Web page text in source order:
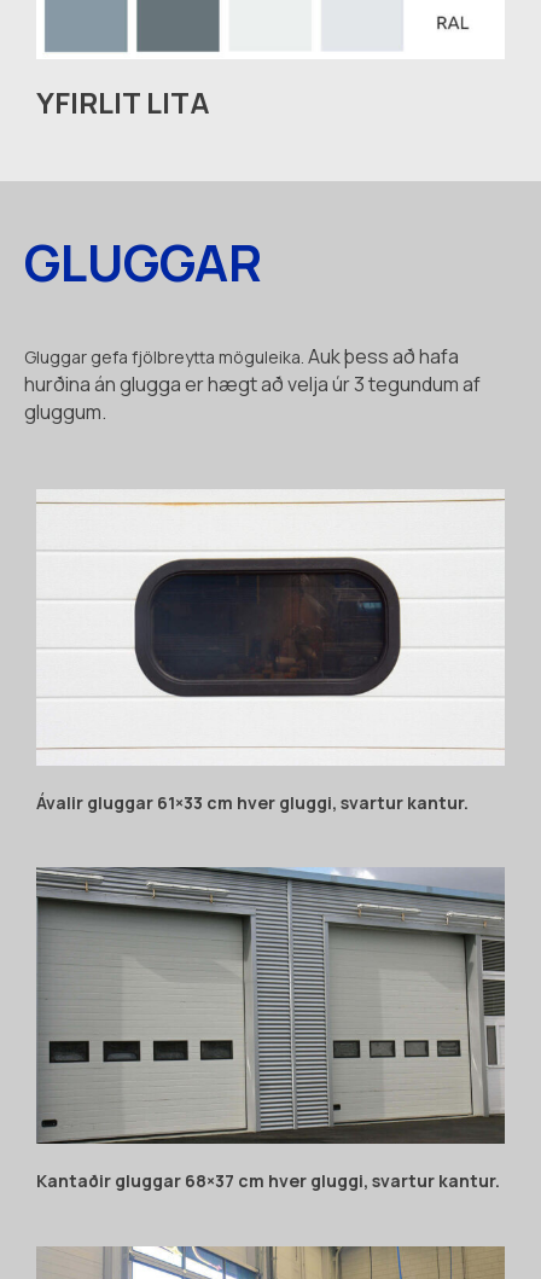
YFIRLIT LITA
GLUGGAR
Gluggar gefa fjölbreytta möguleika. Auk þess að hafa
hurðina án glugga er hægt að velja úr 3 tegundum af
gluggum.
Ávalir gluggar 61×33 cm hver gluggi, svartur kantur.
Kantaðir gluggar 68×37 cm hver gluggi, svartur kantur.